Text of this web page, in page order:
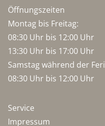
Öffnungszeiten
Montag bis Freitag:
08:30 Uhr bis 12:00 Uhr
13:30 Uhr bis 17:00 Uhr
Samstag während der
08:30 Uhr bis 12:00 Uhr
Service
Impressum